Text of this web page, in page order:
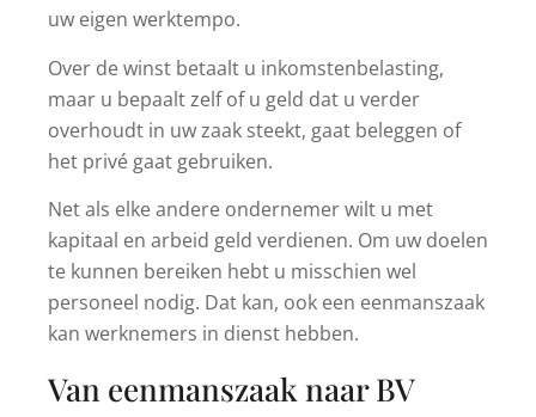
uw eigen werktempo.
Over de winst betaalt u inkomstenbelasting,
maar u bepaalt zelf of u geld dat u verder
overhoudt in uw zaak steekt, gaat beleggen of
het privé gaat gebruiken.
Net als elke andere ondernemer wilt u met
kapitaal en arbeid geld verdienen. Om uw doelen
te kunnen bereiken hebt u misschien wel
personeel nodig. Dat kan, ook een eenmanszaak
kan werknemers in dienst hebben.
Van eenmanszaak naar BV